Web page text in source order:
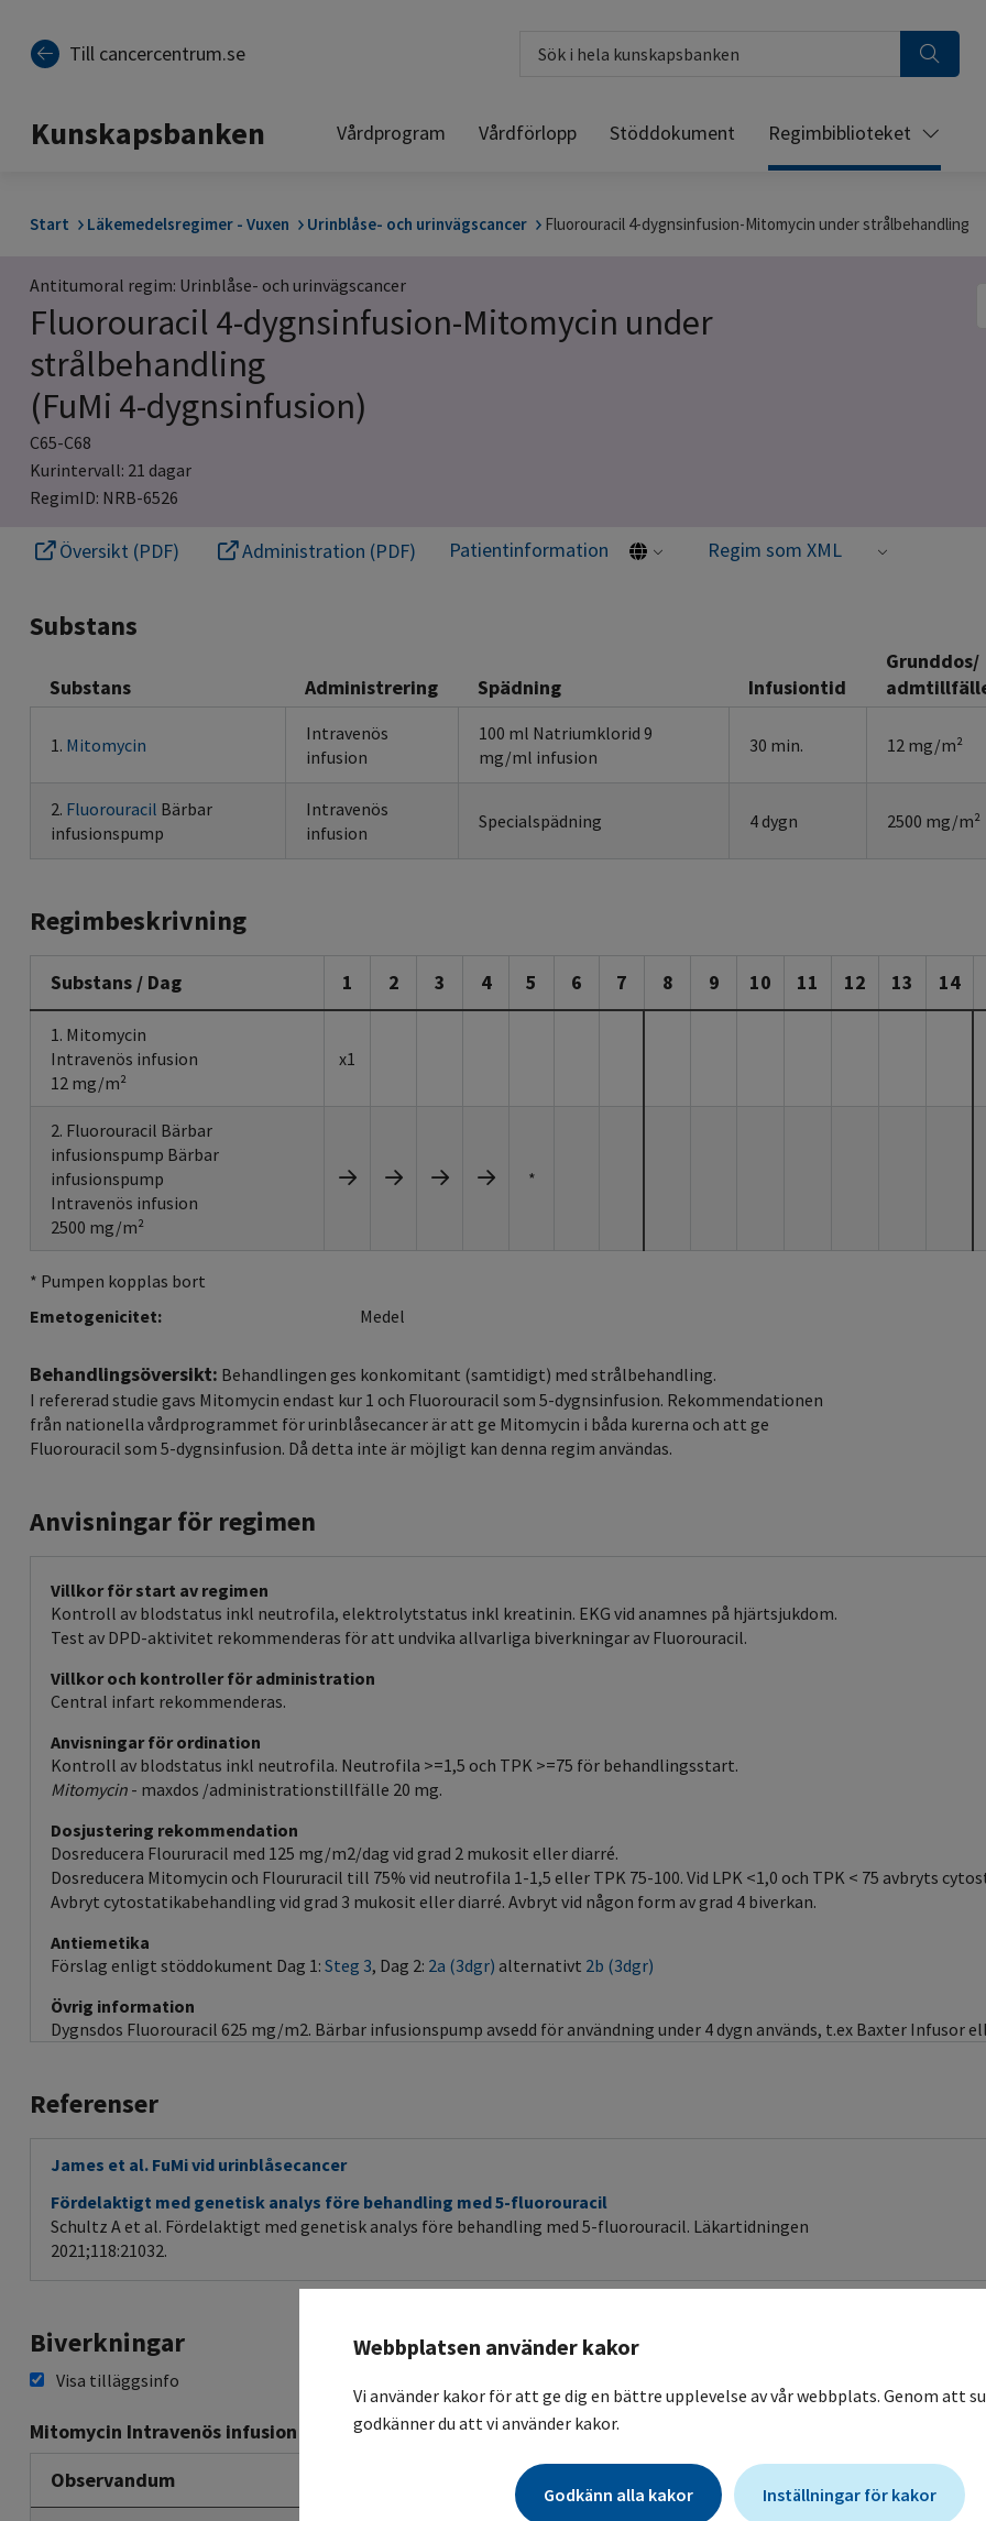
Till cancercentrum.se
Kunskapsbanken Vårdprogram Vårdförlopp Stöddokument Regimbiblioteket
Start Läkemedelsregimer - Vuxen Urinblåse- och urinvägscancer Fluorouracil 4-dygnsinfusion-Mitomycin under strålbehandling
Antitumoral regim: Urinblåse- och urinvägscancer
Fluorouracil 4-dygnsinfusion-Mitomycin under
strålbehandling
(FuMi 4-dygnsinfusion)
C65-C68
Kurintervall: 21 dagar
RegimID: NRB-6526
Översikt (PDF) Administration (PDF) Patientinformation Regim som XML
Substans
Substans Administrering Spädning Infusiontid
Grunddos/
1. Mitomycin
Intravenös
infusion
100 ml Natriumklorid 9
mg/ml infusion
30 min. 12 mg/m²
2. Fluorouracil Bärbar
infusionspump
Intravenös
infusion
Specialspädning 4 dygn 2500 mg/m²
Regimbeskrivning
Substans / Dag 1 2 3 4 5 6 7 8 9 10 11 12 13 14
1. Mitomycin
Intravenös infusion
12 mg/m²
x1
2. Fluorouracil Bärbar
infusionspump Bärbar
infusionspump
Intravenös infusion
2500 mg/m²
*
* Pumpen kopplas bort
Emetogenicitet:
Medel
Behandlingsöversikt: Behandlingen ges konkomitant (samtidigt) med strålbehandling.
I refererad studie gavs Mitomycin endast kur 1 och Fluorouracil som 5-dygnsinfusion. Rekommendationen
från nationella vårdprogrammet för urinblåsecancer är att ge Mitomycin i båda kurerna och att ge
Fluorouracil som 5-dygnsinfusion. Då detta inte är möjligt kan denna regim användas.
Anvisningar för regimen
Villkor för start av regimen
Kontroll av blodstatus inkl neutrofila, elektrolytstatus inkl kreatinin. EKG vid anamnes på hjärtsjukdom.
Test av DPD-aktivitet rekommenderas för att undvika allvarliga biverkningar av Fluorouracil.
Villkor och kontroller för administration
Central infart rekommenderas.
Anvisningar för ordination
Kontroll av blodstatus inkl neutrofila. Neutrofila >=1,5 och TPK >=75 för behandlingsstart.
Mitomycin - maxdos /administrationstillfälle 20 mg.
Dosjustering rekommendation
Dosreducera Floururacil med 125 mg/m2/dag vid grad 2 mukosit eller diarré.
Dosreducera Mitomycin och Floururacil till 75% vid neutrofila 1-1,5 eller TPK 75-100. Vid LPK <1,0 och TPK < 75 avbryts
Avbryt cytostatikabehandling vid grad 3 mukosit eller diarré. Avbryt vid någon form av grad 4 biverkan.
Antiemetika
Förslag enligt stöddokument Dag 1: Steg 3, Dag 2: 2a (3dgr) alternativt 2b (3dgr)
Övrig information
Dygnsdos Fluorouracil 625 mg/m2. Bärbar infusionspump avsedd för användning under 4 dygn används, t.ex Baxter Infusor
Referenser
James et al. FuMi vid urinblåsecancer
Fördelaktigt med genetisk analys före behandling med 5-fluorouracil
Schultz A et al. Fördelaktigt med genetisk analys före behandling med 5-fluorouracil. Läkartidningen
2021;118:21032.
Biverkningar
Visa tilläggsinfo
Mitomycin Intravenös infusion
Observandum
Webbplatsen använder kakor
Vi använder kakor för att ge dig en bättre upplevelse av vår webbplats. Genom att
godkänner du att vi använder kakor.
Godkänn alla kakor Inställningar för kakor